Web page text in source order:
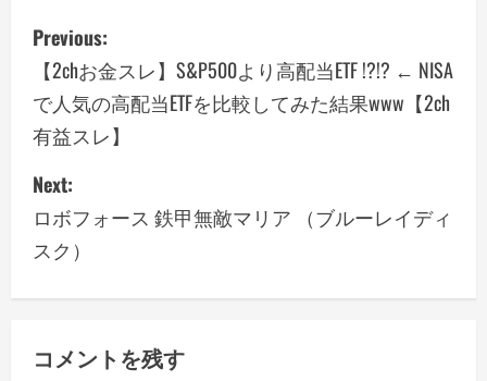
P
o
s
t
n
a
v
i
Previous:
【2chお金スレ】S&P500より高配当ETF !?!? ← NISA
で人気の高配当ETFを比較してみた結果www【2ch
有益スレ】
Next:
ロボフォース 鉄甲無敵マリア （ブルーレイディ
スク）
コメントを残す